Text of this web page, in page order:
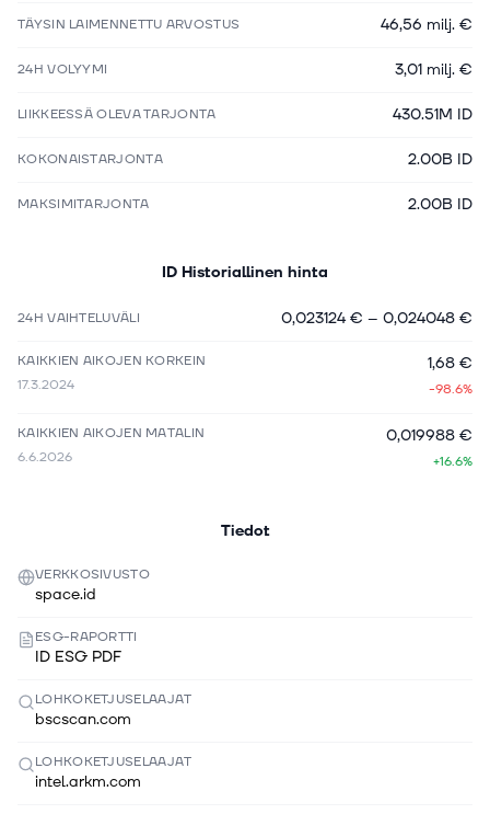
TÄYSIN LAIMENNETTU ARVOSTUS 46,56 milj. €
24H VOLYYMI 3,01 milj. €
LIIKKEESSÄ OLEVA TARJONTA 430.51M ID
KOKONAISTARJONTA 2.00B ID
MAKSIMITARJONTA 2.00B ID
ID Historiallinen hinta
24H VAIHTELUVÄLI 0,023124 € – 0,024048 €
KAIKKIEN AIKOJEN KORKEIN
17.3.2024
1,68 €
-98.6%
KAIKKIEN AIKOJEN MATALIN
6.6.2026
0,019988 €
+16.6%
Tiedot
VERKKOSIVUSTO
space.id
ESG-RAPORTTI
ID ESG PDF
LOHKOKETJUSELAAJAT
bscscan.com
LOHKOKETJUSELAAJAT
intel.arkm.com